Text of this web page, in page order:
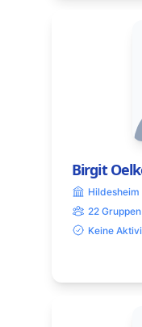
Birgit
Hildesheim
22 Gruppen
Keine